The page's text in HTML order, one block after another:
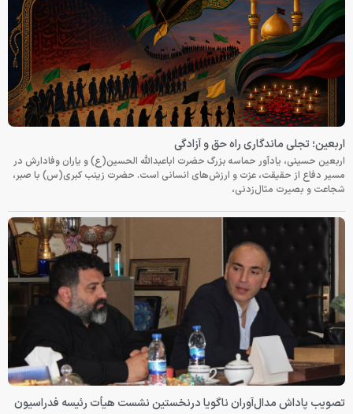
اربعین؛ تجلی ماندگاری راه حق و آزادگی
اربعین حسینی، یادآور حماسه بزرگ حضرت اباعبدالله الحسین(ع) و یاران وفادارش در
مسیر دفاع از حقیقت، عزت و ارزش‌های انسانی است. حضرت زینب کبری(س) با صبر،
شجاعت و بصیرت مثال‌زدنی،
تصویب پاداش مدال‌آوران ناگویا درنخستین نشست هیأت رئیسه فدراسیون